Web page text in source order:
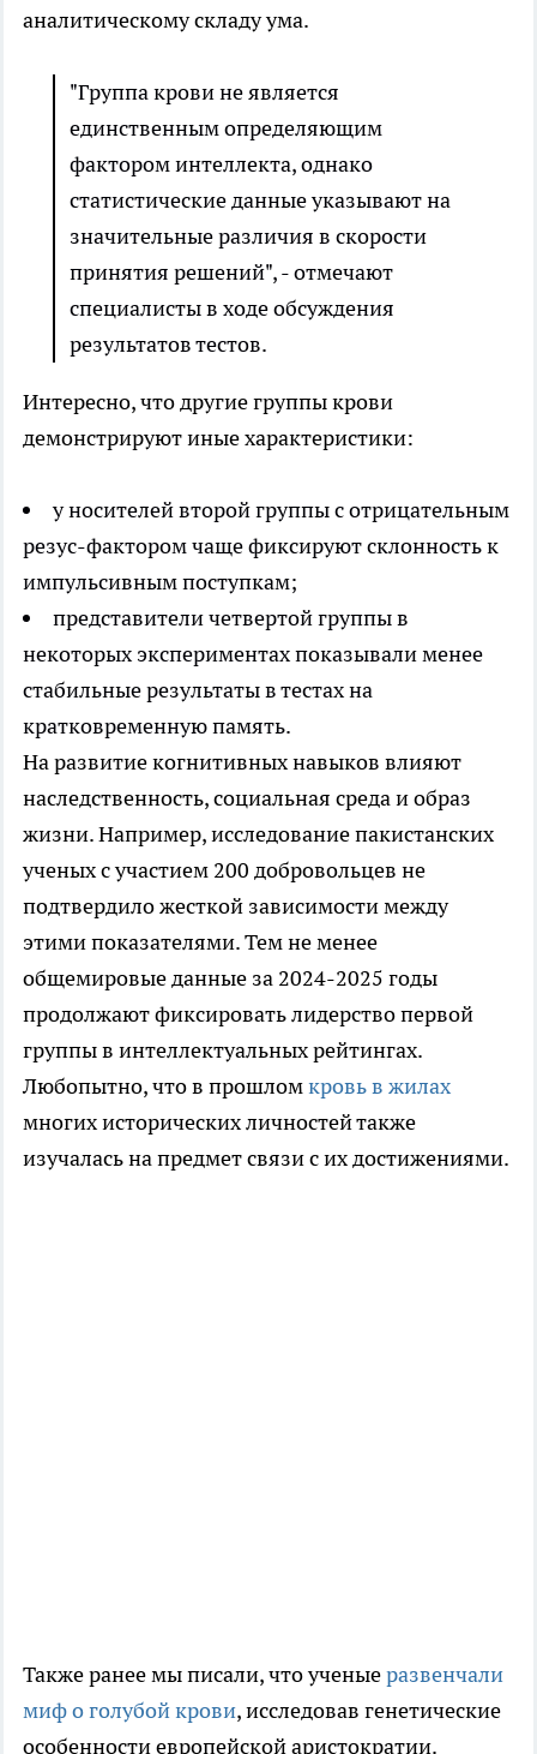
аналитическому складу ума.
"Группа крови не является
единственным определяющим
фактором интеллекта, однако
статистические данные указывают на
значительные различия в скорости
принятия решений", - отмечают
специалисты в ходе обсуждения
результатов тестов.
Интересно, что другие группы крови
демонстрируют иные характеристики:
у носителей второй группы с отрицательным
резус-фактором чаще фиксируют склонность к
импульсивным поступкам;
представители четвертой группы в
некоторых экспериментах показывали менее
стабильные результаты в тестах на
кратковременную память.
На развитие когнитивных навыков влияют
наследственность, социальная среда и образ
жизни. Например, исследование пакистанских
ученых с участием 200 добровольцев не
подтвердило жесткой зависимости между
этими показателями. Тем не менее
общемировые данные за 2024-2025 годы
продолжают фиксировать лидерство первой
группы в интеллектуальных рейтингах.
Любопытно, что в прошломкровь в жилах
многих исторических личностей также
изучалась на предмет связи с их достижениями.
Также ранее мы писали, что ученыеразвенчали
миф о голубой крови, исследовав генетические
особенности европейской аристократии.